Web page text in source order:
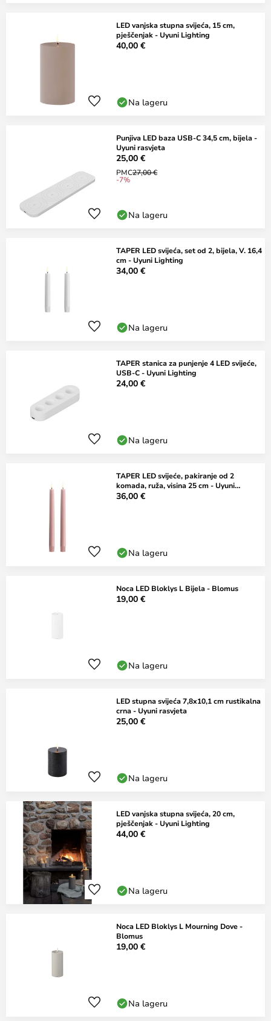
LED vanjska stupna svijeća, 15 cm,
pješčenjak - Uyuni Lighting
40,00 €
Na lageru
Punjiva LED baza USB-C 34,5 cm, bijela -
Uyuni rasvjeta
25,00 €
PMC27,00 €
-7%
Na lageru
TAPER LED svijeća, set od 2, bijela, V. 16,4
cm - Uyuni Lighting
34,00 €
Na lageru
TAPER stanica za punjenje 4 LED svijeće,
USB-C - Uyuni Lighting
24,00 €
Na lageru
TAPER LED svijeće, pakiranje od 2
komada, ruža, visina 25 cm - Uyuni
Lighting
36,00 €
Na lageru
Noca LED Bloklys L Bijela - Blomus
19,00 €
Na lageru
LED stupna svijeća 7,8x10,1 cm rustikalna
crna - Uyuni rasvjeta
25,00 €
Na lageru
LED vanjska stupna svijeća, 20 cm,
pješčenjak - Uyuni Lighting
44,00 €
Na lageru
Noca LED Bloklys L Mourning Dove -
Blomus
19,00 €
Na lageru